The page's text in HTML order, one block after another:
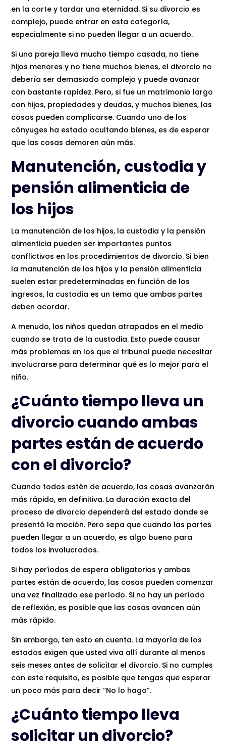
en la corte y tardar una eternidad. Si su divorcio es
complejo, puede entrar en esta categoría,
especialmente si no pueden llegar a un acuerdo.
Si una pareja lleva mucho tiempo casada, no tiene
hijos menores y no tiene muchos bienes, el divorcio no
debería ser demasiado complejo y puede avanzar
con bastante rapidez. Pero, si fue un matrimonio largo
con hijos, propiedades y deudas, y muchos bienes, las
cosas pueden complicarse. Cuando uno de los
cónyuges ha estado ocultando bienes, es de esperar
que las cosas demoren aún más.
Manutención, custodia y
pensión alimenticia de
los hijos
La manutención de los hijos, la custodia y la pensión
alimenticia pueden ser importantes puntos
conflictivos en los procedimientos de divorcio. Si bien
la manutención de los hijos y la pensión alimenticia
suelen estar predeterminadas en función de los
ingresos, la custodia es un tema que ambas partes
deben acordar.
A menudo, los niños quedan atrapados en el medio
cuando se trata de la custodia. Esto puede causar
más problemas en los que el tribunal puede necesitar
involucrarse para determinar qué es lo mejor para el
niño.
¿Cuánto tiempo lleva un
divorcio cuando ambas
partes están de acuerdo
con el divorcio?
Cuando todos estén de acuerdo, las cosas avanzarán
más rápido, en definitiva. La duración exacta del
proceso de divorcio dependerá del estado donde se
presentó la moción. Pero sepa que cuando las partes
pueden llegar a un acuerdo, es algo bueno para
todos los involucrados.
Si hay períodos de espera obligatorios y ambas
partes están de acuerdo, las cosas pueden comenzar
una vez finalizado ese período. Si no hay un período
de reflexión, es posible que las cosas avancen aún
más rápido.
Sin embargo, ten esto en cuenta. La mayoría de los
estados exigen que usted viva allí durante al menos
seis meses antes de solicitar el divorcio. Si no cumples
con este requisito, es posible que tengas que esperar
un poco más para decir “No lo hago”.
¿Cuánto tiempo lleva
solicitar un divorcio?